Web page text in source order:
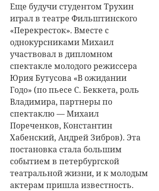
Еще будучи студентом Трухин
играл в театре Фильштинского
«Перекресток». Вместе с
однокурсниками Михаил
участвовал в дипломном
спектакле молодого режиссера
Юрия Бутусова «В ожидании
Годо» (по пьесе С. Беккета, роль
Владимира, партнеры по
спектаклю — Михаил
Пореченков, Константин
Хабенский, Андрей Зибров). Эта
постановка стала большим
событием в петербургской
театральной жизни, и к молодым
актерам пришла известность.